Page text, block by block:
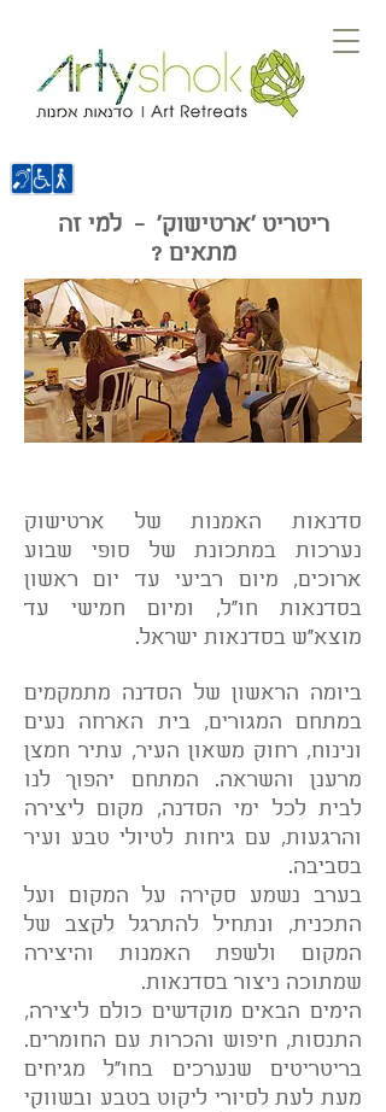
ריטריט 'ארטישוק' - למי זה
מתאים ?
סדנאות האמנות של ארטישוק
נערכות במתכונת של סופי שבוע
ארוכים, מיום רביעי עד יום ראשון
בסדנאות חו"ל, ומיום חמישי עד
מוצא"ש בסדנאות ישראל.
ביומה הראשון של הסדנה מתמקמים
במתחם המגורים, בית הארחה נעים
ונינוח, רחוק משאון העיר, עתיר חמצן
מרענן והשראה. המתחם יהפוך לנו
לבית לכל ימי הסדנה, מקום ליצירה
והרגעות, עם גיחות לטיולי טבע ועיר
בסביבה.
בערב נשמע סקירה על המקום ועל
התכנית, ונתחיל להתרגל לקצב של
המקום ולשפת האמנות והיצירה
שמתוכה ניצור בסדנאות.
הימים הבאים מוקדשים כולם ליצירה,
התנסות, חיפוש והכרות עם החומרים.
בריטריטים שנערכים בחו"ל מגיחים
מעת לעת לסיורי ליקוט בטבע ובשווקי